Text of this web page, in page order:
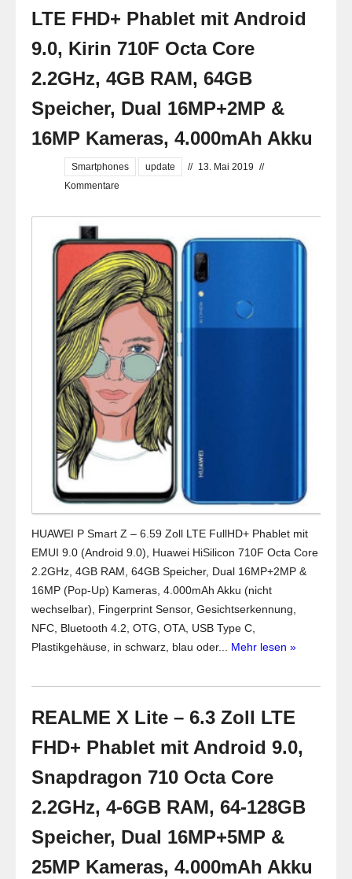
LTE FHD+ Phablet mit Android
9.0, Kirin 710F Octa Core
2.2GHz, 4GB RAM, 64GB
Speicher, Dual 16MP+2MP &
16MP Kameras, 4.000mAh Akku
Smartphones update // 13. Mai 2019 //
Kommentare
HUAWEI P Smart Z – 6.59 Zoll LTE FullHD+ Phablet mit
EMUI 9.0 (Android 9.0), Huawei HiSilicon 710F Octa Core
2.2GHz, 4GB RAM, 64GB Speicher, Dual 16MP+2MP &
16MP (Pop-Up) Kameras, 4.000mAh Akku (nicht
wechselbar), Fingerprint Sensor, Gesichtserkennung,
NFC, Bluetooth 4.2, OTG, OTA, USB Type C,
Plastikgehäuse, in schwarz, blau oder... Mehr lesen »
REALME X Lite – 6.3 Zoll LTE
FHD+ Phablet mit Android 9.0,
Snapdragon 710 Octa Core
2.2GHz, 4-6GB RAM, 64-128GB
Speicher, Dual 16MP+5MP &
25MP Kameras, 4.000mAh Akku